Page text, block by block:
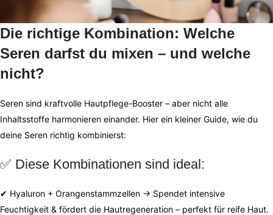
Die richtige Kombination: Welche
Seren darfst du mixen – und welche
nicht?
Seren sind kraftvolle Hautpflege-Booster – aber nicht alle
Inhaltsstoffe harmonieren einander. Hier ein kleiner Guide, wie du
deine Seren richtig kombinierst:
✅ Diese Kombinationen sind ideal:
✔ Hyaluron + Orangenstammzellen → Spendet intensive
Feuchtigkeit & fördert die Hautregeneration – perfekt für reife Haut.